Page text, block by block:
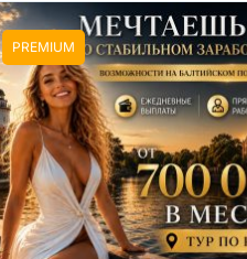
PREMIUM